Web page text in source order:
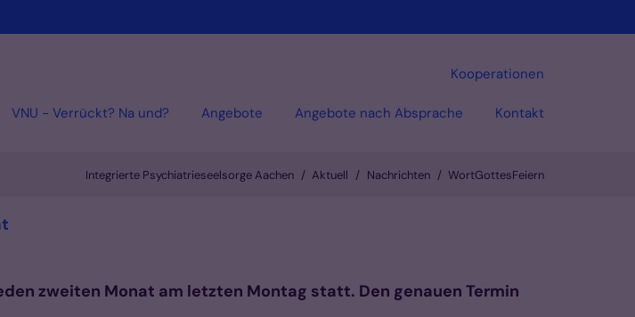
VNU - Verrückt? Na und? Angebote Angebote nach Absprache Kontakt
Kooperationen
Integrierte Psychiatrieseelsorge Aachen Aktuell Nachrichten WortGottesFeiern
zweiten Monat am letzten Montag statt. Den genauen Termin